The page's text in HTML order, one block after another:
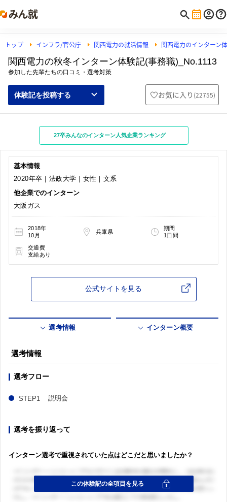
トップ インフラ/官公庁 関西電力の就活情報 関西電力のインターン
関西電力の秋冬インターン体験記(事務職)_No.1113
参加した先輩たちの口コミ・選考対策
体験記を投稿する お気に入り (22755)
27卒みんなのインターン人気企業ランキング
基本情報
2020年卒｜法政大学｜女性｜文系
他企業でのインターン
大阪ガス
2018年
10月
兵庫県
期間
1日間
交通費
支給あり
公式サイトを見る
選考情報 インターン概要
選考情報
選考フロー
説明会
選考を振り返って
インターン選考で重視されていた点はどこだと思いましたか？